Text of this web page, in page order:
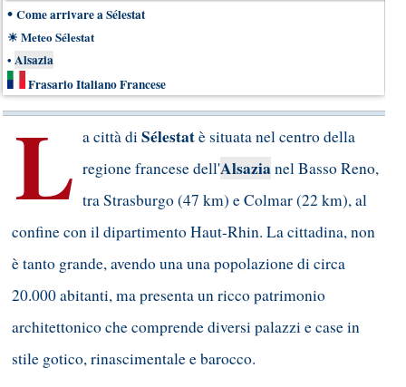
• Come arrivare a Sélestat
☀ Meteo Sélestat
• Alsazia
Frasario Italiano Francese
L a città diSélestatè situata nel centro della
regione francese dell'Alsazianel Basso Reno,
tra Strasburgo (47 km) e Colmar (22 km), al
confine con il dipartimento Haut-Rhin. La cittadina, non
è tanto grande, avendo una una popolazione di circa
20.000 abitanti, ma presenta un ricco patrimonio
architettonico che comprende diversi palazzi e case in
stile gotico, rinascimentale e barocco.